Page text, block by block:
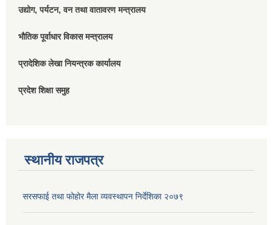
उद्योग, पर्यटन, वन तथा वातावरण मन्त्रालय
भौतिक पूर्वाधार विकास मन्त्रालय
प्रादेशिक लेखा नियन्त्रक कार्यालय
प्रदेश शिक्षा समुह
स्थानीय राजपत्र
सरसफाई तथा फोहोर मैला व्यवस्थापन निर्देशिका २०७९